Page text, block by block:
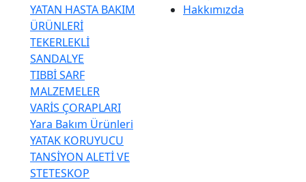
YATAN HASTA BAKIM
ÜRÜNLERİ
TEKERLEKLİ
SANDALYE
TIBBİ SARF
MALZEMELER
VARİS ÇORAPLARI
Yara Bakım Ürünleri
YATAK KORUYUCU
TANSİYON ALETİ VE
STETESKOP
Hakkımızda